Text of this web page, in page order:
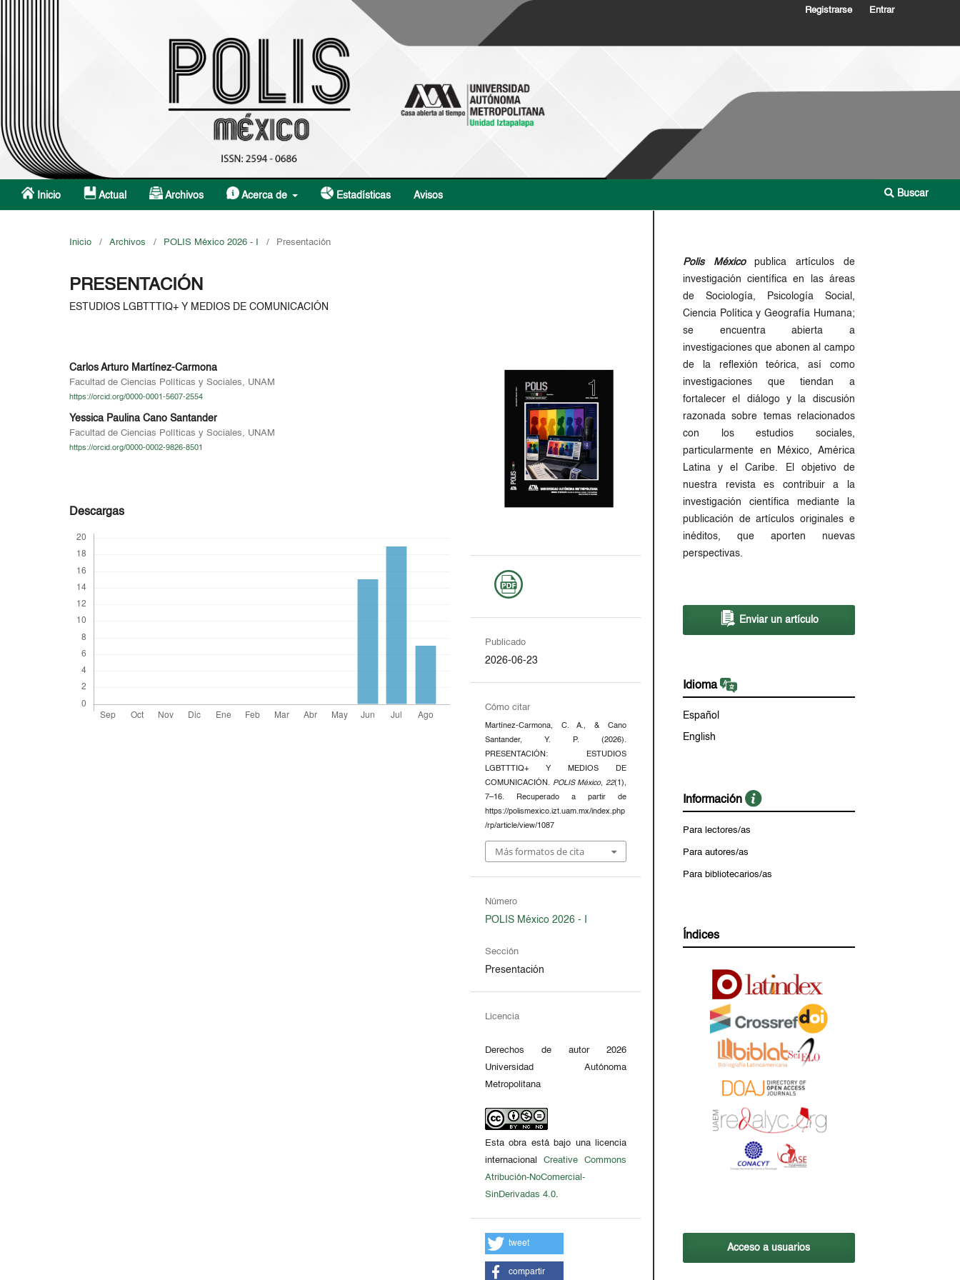
Inicio Actual Archivos Acerca de Estadísticas Avisos Buscar
Registrarse Entrar
Inicio / Archivos / POLIS México 2026 - I / Presentación
PRESENTACIÓN
ESTUDIOS LGBTTTIQ+ Y MEDIOS DE COMUNICACIÓN
Carlos Arturo Martínez-Carmona
Facultad de Ciencias Políticas y Sociales, UNAM
https://orcid.org/0000-0001-5607-2554
Yessica Paulina Cano Santander
Facultad de Ciencias Políticas y Sociales, UNAM
https://orcid.org/0000-0002-9826-8501
Descargas
Publicado
2026-06-23
Cómo citar
Martínez-Carmona, C. A., & Cano
Santander, Y. P. (2026).
PRESENTACIÓN: ESTUDIOS
LGBTTTIQ+ Y MEDIOS DE
COMUNICACIÓN. POLIS México, 22(1),
7–16. Recuperado a partir de
https://polismexico.izt.uam.mx/index.php
/rp/article/view/1087
Más formatos de cita
Número
POLIS México 2026 - I
Sección
Presentación
Licencia
Derechos de autor 2026
Universidad Autónoma
Metropolitana
Esta obra está bajo una licencia
internacional Creative Commons
Atribución-NoComercial-
SinDerivadas 4.0.
tweet
compartir
Polis Méxicopublica artículos de
investigación científica en las áreas
de Sociología, Psicología Social,
Ciencia Política y Geografía Humana;
se encuentra abierta a
investigaciones que abonen al campo
de la reflexión teórica, así como
investigaciones que tiendan a
fortalecer el diálogo y la discusión
razonada sobre temas relacionados
con los estudios sociales,
particularmente en México, América
Latina y el Caribe. El objetivo de
nuestra revista es contribuir a la
investigación científica mediante la
publicación de artículos originales e
inéditos, que aporten nuevas
perspectivas.
Enviar un artículo
Idioma
Español
English
Información
Para lectores/as
Para autores/as
Para bibliotecarios/as
Índices
Acceso a usuarios